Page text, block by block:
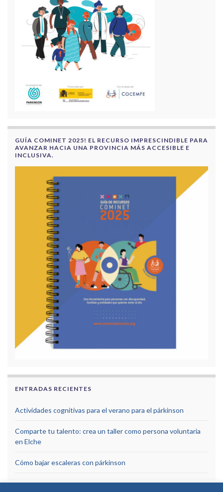
GUÍA COMINET 2025! EL RECURSO IMPRESCINDIBLE PARA
AVANZAR HACIA UNA PROVINCIA MÁS ACCESIBLE E
INCLUSIVA.
ENTRADAS RECIENTES
Actividades cognitivas para el verano para el párkinson
Comparte tu talento: crea un taller como persona voluntaria
en Elche
Cómo bajar escaleras con párkinson